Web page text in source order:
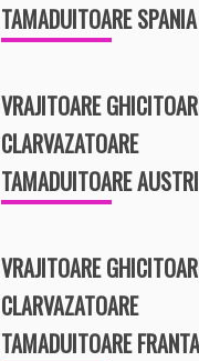
TAMADUITOARE SPANIA
VRAJITOARE
CLARVAZATOARE
TAMADUITOARE
VRAJITOARE
CLARVAZATOARE
TAMADUITOARE FRANTA